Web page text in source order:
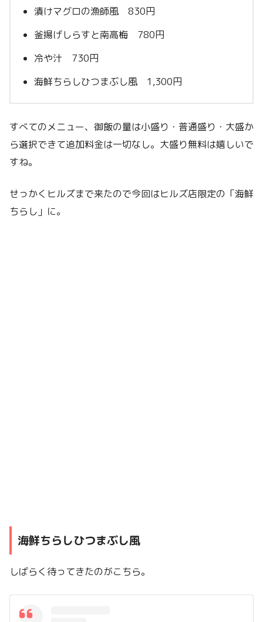
漬けマグロの漁師風 830円
釜揚げしらすと南高梅 780円
冷や汁 730円
海鮮ちらしひつまぶし風 1,300円
すべてのメニュー、御飯の量は小盛り・普通盛り・大盛か
ら選択できて追加料金は一切なし。大盛り無料は嬉しいで
すね。
せっかくヒルズまで来たので今回はヒルズ店限定の「海鮮
ちらし」に。
海鮮ちらしひつまぶし風
しばらく待ってきたのがこちら。